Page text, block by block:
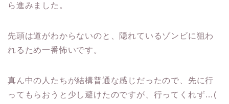
ら進みました。
先頭は道がわからないのと、隠れているゾンビに狙わ
れるため一番怖いです。
真ん中の人たちが結構普通な感じだったので、先に行
ってもらおうと少し避けたのですが、行ってくれず…(